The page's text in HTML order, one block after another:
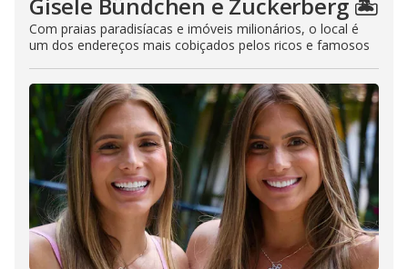
Com praias paradisíacas e imóveis milionários, o local é
um dos endereços mais cobiçados pelos ricos e famosos